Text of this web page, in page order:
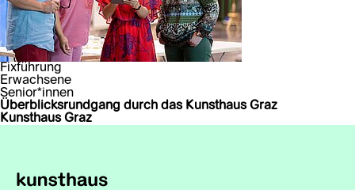
Fixführung
Erwachsene
Senior*innen
Überblicksrundgang durch das Kunsthaus Graz
Kunsthaus Graz